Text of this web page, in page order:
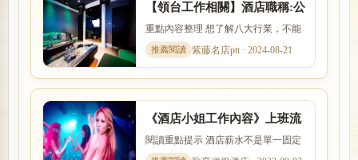
【領台工作相關】酒店職稱:公
關公主坐檯尺度,薪資算法
重點內容整理 想了解八大行業，不能
只看名稱，也要理解實際工作內容、
入行條件、收入差異與安全...
紫藤名店ptt · 2024-08-21
《酒店小姐工作內容》上班流
程節數與薪水介紹
閱讀重點提示 酒店薪水不是單一固定
數字，而是受到店型、出勤時段、節